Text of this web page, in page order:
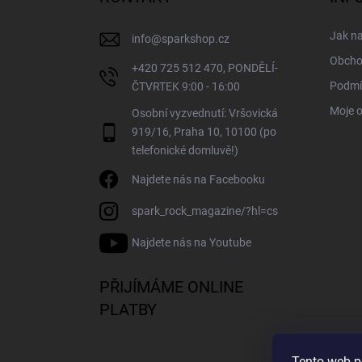
info@sparkshop.cz
+420 725 512 470, PONDĚLÍ-
ČTVRTEK 9:00 - 16:00
Osobní vyzvednutí: Vršovická
919/16, Praha 10, 10100 (po
telefonické domluvě!)
Najdete nás na Facebooku
spark_rock_magazine/?hl=cs
Najdete nás na Youtube
Jak
Moje
PŘIJÍMÁME ONLINE
PLATBY